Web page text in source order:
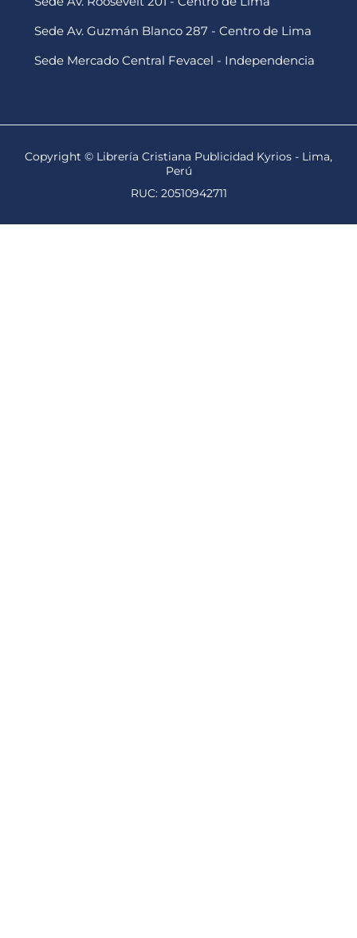
Sede Av. Guzmán Blanco 287 - Centro de Lima
Sede Mercado Central Fevacel - Independencia
Copyright © Librería Cristiana Publicidad Kyrios - Lima,
Perú
RUC: 20510942711